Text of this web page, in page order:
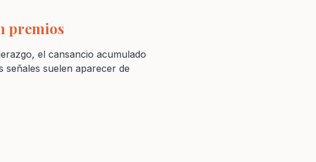
premios
el cansancio acumulado
señales suelen aparecer de